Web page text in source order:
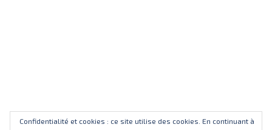
Confidentialité et cookies : ce site utilise des cookies. En continuant à